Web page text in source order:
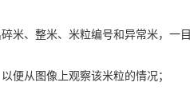
、整米、米粒编号和异常米，一目
从图像上观察该米粒的情况；